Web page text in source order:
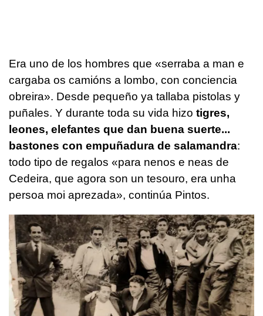
Era uno de los hombres que «serraba a man e
cargaba os camións a lombo, con conciencia
obreira». Desde pequeño ya tallaba pistolas y
puñales. Y durante toda su vida hizo tigres,
leones, elefantes que dan buena suerte...
bastones con empuñadura de salamandra:
todo tipo de regalos «para nenos e neas de
Cedeira, que agora son un tesouro, era unha
persoa moi aprezada», continúa Pintos.